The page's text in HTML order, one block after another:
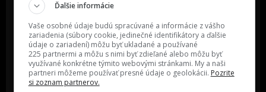
Oslov reklamou viac ako milión
ľudí v rôznych vekových
kategóriách a na rôznych
sociálnych sieťach a nakopni svoj
biznis alebo produkt.
MÁM ZÁUJEM O
SPOLUPRÁCU
poznáš niekoho, o kom by sme
mali určite napísať?
POŠLI NÁM TIP NA ČLÁNOK
Ďalšie informácie
Vaše osobné údaje budú spracúvané a informácie z vášho
zariadenia (súbory cookie, jedinečné identifikátory a ďalšie
údaje o zariadení) môžu byť ukladané a používané
225 partnermi a môžu s nimi byť zdieľané alebo môžu byť
využívané konkrétne týmito webovými stránkami. My a naši
partneri môžeme používať presné údaje o geolokácii. Pozrite
si zoznam partnerov.